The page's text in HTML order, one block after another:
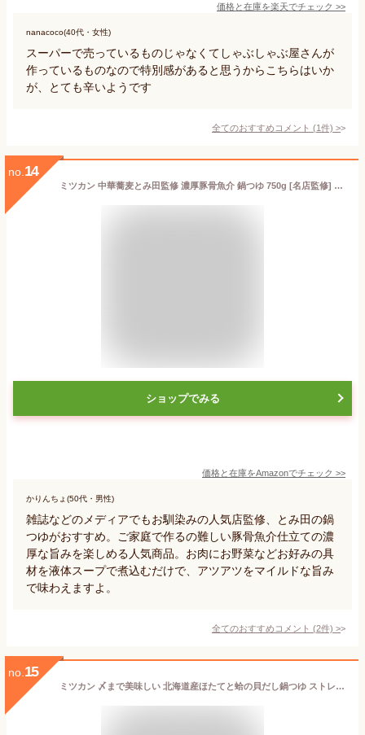
価格と在庫を楽天でチェック >>
nanacoco(40代・女性)
スーパーで売っているものじゃなくてしゃぶしゃぶ屋さんが
作っているものなので特別感があると思うからこちらはいか
が、とても辛いようです
全てのおすすめコメント (1件) >
no. 14
ミツカン 中華蕎麦とみ田監修 濃厚豚骨魚介 鍋つゆ 750g [名店監修] 鍋の素
ショップでみる
価格と在庫をAmazonでチェック >>
かりんちょ(50代・男性)
雑誌などのメディアでもお馴染みの人気店監修、とみ田の鍋
つゆがおすすめ。ご家庭で作るの難しい豚骨魚介仕立ての濃
厚な旨みを楽しめる人気商品。お肉にお野菜などお好みの具
材を液体スープで煮込むだけで、アツアツをマイルドな旨み
で味わえますよ。
全てのおすすめコメント (2件) >
no. 15
ミツカン 〆まで美味しい 北海道産ほたてと蛤の貝だし鍋つゆ ストレート(750g)【ミツカン】